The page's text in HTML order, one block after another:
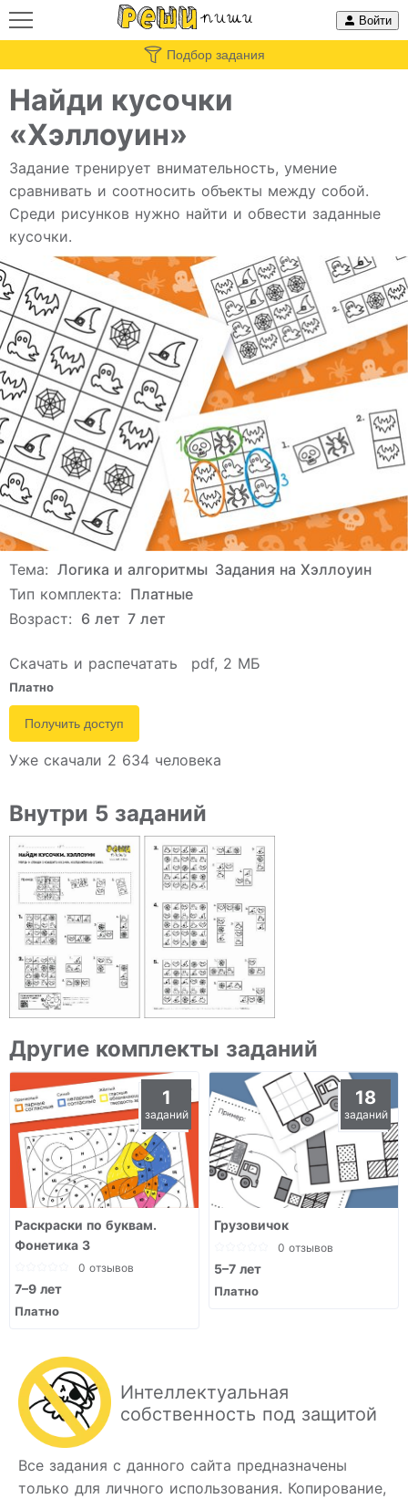
Войти
Подбор задания
Найди кусочки
«Хэллоуин»
Задание тренирует внимательность, умение
сравнивать и соотносить объекты между собой.
Среди рисунков нужно найти и обвести заданные
кусочки.
Тема: Логика и алгоритмы Задания на Хэллоуин
Тип комплекта: Платные
Возраст: 6 лет 7 лет
Скачать и распечатать pdf, 2 МБ
Платно
Получить доступ
Уже скачали 2 634 человека
Внутри 5 заданий
Другие комплекты заданий
1
заданий
Раскраски по буквам.
Фонетика 3
0 отзывов
7–9 лет
Платно
18
заданий
Грузовичок
0 отзывов
5–7 лет
Платно
Интеллектуальная
собственность под защитой
Все задания с данного сайта предназначены
только для личного использования. Копирование,